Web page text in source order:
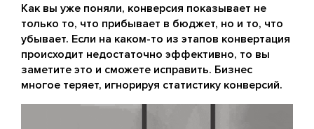
Как вы уже поняли, конверсия показывает не
только то, что прибывает в бюджет, но и то, что
убывает. Если на каком-то из этапов конвертация
происходит недостаточно эффективно, то вы
заметите это и сможете исправить. Бизнес
многое теряет, игнорируя статистику конверсий.